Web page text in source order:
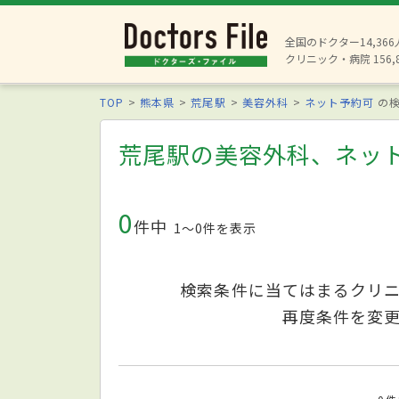
全国のドクター14,366
クリニック・病院
TOP 熊本県 荒尾駅 美容外科 ネット予約可 の
荒尾駅の美容外科、ネッ
0件中 1〜0件を表示
検索条件に当てはまるクリ
再度条件を変